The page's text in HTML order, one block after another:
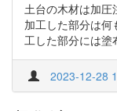
土台の木材は加圧
加工した部分は
工した部分には
2023-12-28